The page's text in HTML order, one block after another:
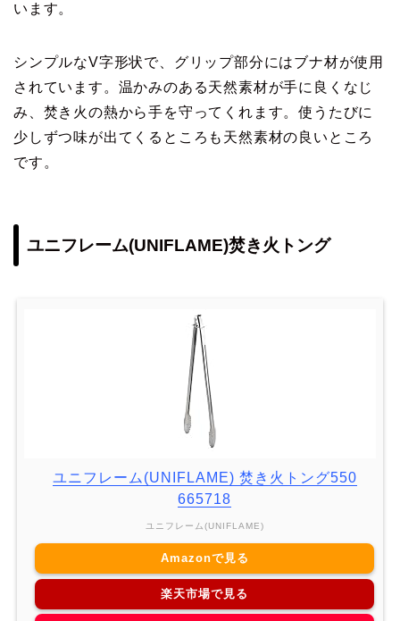
います。
シンプルなV字形状で、グリップ部分にはブナ材が使用
されています。温かみのある天然素材が手に良くなじ
み、焚き火の熱から手を守ってくれます。使うたびに
少しずつ味が出てくるところも天然素材の良いところ
です。
ユニフレーム(UNIFLAME)焚き火トング
ユニフレーム(UNIFLAME) 焚き火トング550
665718
ユニフレーム(UNIFLAME)
Amazonで見る
楽天市場で見る